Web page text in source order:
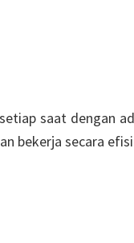
saat dengan
bekerja secara